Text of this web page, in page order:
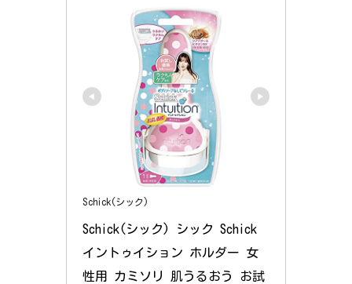
Schick(シック)
Schick(シック) シック Schick
イントゥイション ホルダー 女
性用 カミソリ 肌うるおう お試